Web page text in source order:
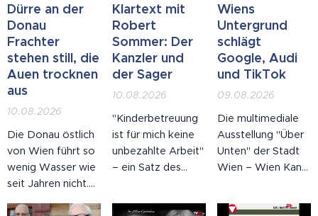
Dürre an der
Donau
Frachter
stehen still, die
Auen trocknen
aus
10.08.2026
Die Donau östlich
von Wien führt so
wenig Wasser wie
seit Jahren nicht.
Klartext mit
Robert
Sommer: Der
Kanzler und
der Sager
10.08.2026
"Kinderbetreuung
ist für mich keine
unbezahlte Arbeit"
– ein Satz des
Wiens
Untergrund
schlägt
Google, Audi
und TikTok
09.08.2026
Die multimediale
Ausstellung "Über
Unten" der Stadt
Wien – Wien Kanal